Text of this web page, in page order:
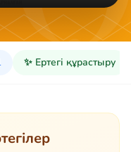
✨ Ертегі құрастыру